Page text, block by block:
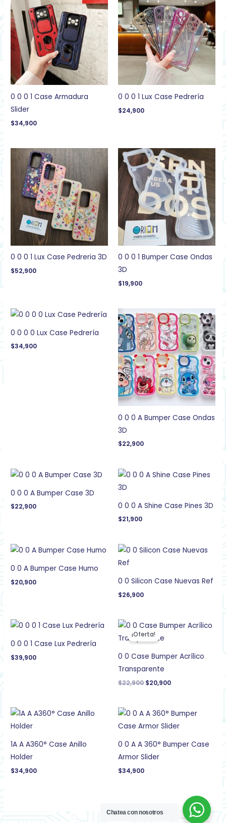
0 0 0 1 Case Armadura
Slider
$34,900
0 0 0 1 Lux Case Pedrería
$24,900
0 0 0 1 Lux Case Pedreria 3D
$52,900
0 0 0 1 Bumper Case Ondas
3D
$19,900
0 0 0 0 Lux Case Pedrería
$34,900
0 0 0 A Bumper Case Ondas
3D
$22,900
0 0 0 A Bumper Case 3D
$22,900 0 0 0 A Shine Case Pines 3D
$21,900
0 0 A Bumper Case Humo
$20,900 0 0 Silicon Case Nuevas Ref
$26,900
0 0 0 1 Case Lux Pedrería
$39,900
¡Oferta!
0 0 Case Bumper Acrílico
Transparente
$22,900
El
precio
original
$22,900.
$20,900
El
precio
$20,900.
1A A A360° Case Anillo
Holder
$34,900
0 0 A A 360° Bumper Case
Armor Slider
$34,900
Chatea con nosotros